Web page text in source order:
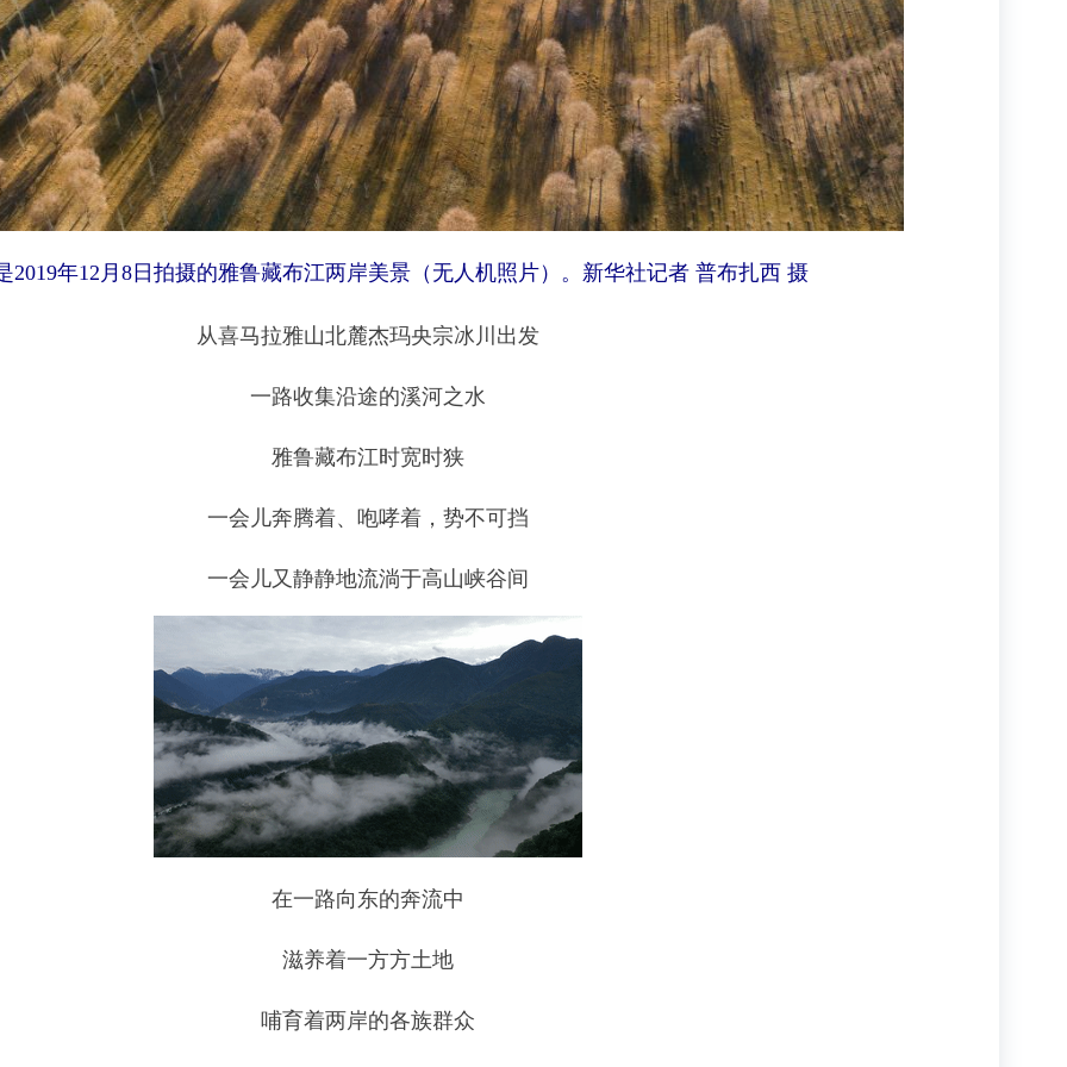
2019年12月8日拍摄的雅鲁藏布江两岸美景（无人机照片）。新华社记者 普布扎西 摄
从喜马拉雅山北麓杰玛央宗冰川出发
一路收集沿途的溪河之水
雅鲁藏布江时宽时狭
一会儿奔腾着、咆哮着，势不可挡
一会儿又静静地流淌于高山峡谷间
在一路向东的奔流中
滋养着一方方土地
哺育着两岸的各族群众